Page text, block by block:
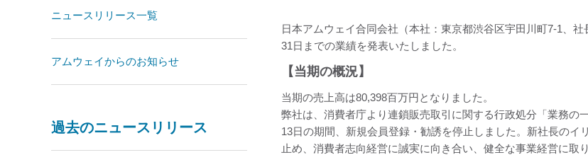
日本アムウェイ合同会社（本社：東京都渋谷区宇田川町7-1、
31日までの業績を発表いたしました。
【当期の概況】
当期の売上高は80,398百万円となりました。
弊社は、消費者庁より連鎖販売取引に関する行政処分「業務の
13日の期間、新規会員登録・勧誘を停止しました。新社長の
止め、消費者志向経営に誠実に向き合い、健全な事業経営に取
ニュースリリース一覧
アムウェイからのお知らせ
過去のニュースリリース